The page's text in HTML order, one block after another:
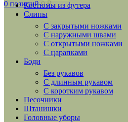
0 позиций 0₽
Костюмы из футера
Слипы
С закрытыми ножками
С наружными швами
С открытыми ножками
С царапками
Боди
Без рукавов
С длинным рукавом
С коротким рукавом
Песочники
Штанишки
Головные уборы